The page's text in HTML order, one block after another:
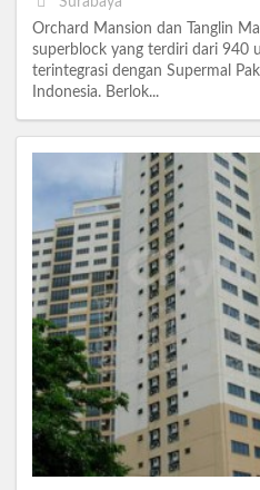
Orchard Mansion dan Tanglin
superblock yang terdiri dari 940
terintegrasi dengan Supermal
Indonesia. Berlok...